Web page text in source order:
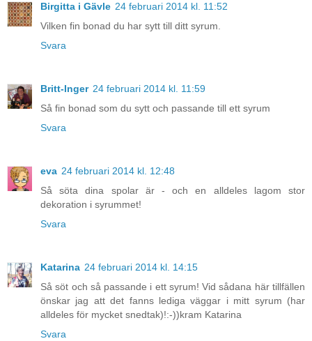
Birgitta i Gävle 24 februari 2014 kl. 11:52
Vilken fin bonad du har sytt till ditt syrum.
Svara
Britt-Inger 24 februari 2014 kl. 11:59
Så fin bonad som du sytt och passande till ett syrum
Svara
eva 24 februari 2014 kl. 12:48
Så söta dina spolar är - och en alldeles lagom stor
dekoration i syrummet!
Svara
Katarina 24 februari 2014 kl. 14:15
Så söt och så passande i ett syrum! Vid sådana här tillfällen
önskar jag att det fanns lediga väggar i mitt syrum (har
alldeles för mycket snedtak)!:-))kram Katarina
Svara